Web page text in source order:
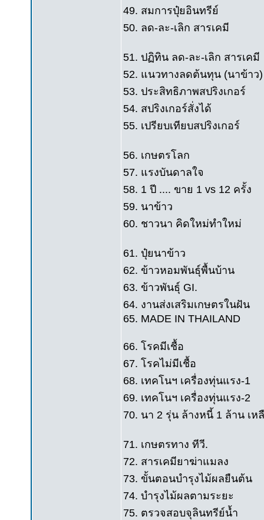
49. สมการปุ๋ยอินทรีย์
50. ลด-ละ-เลิก สารเคมี
51. ปฏิทิน ลด-ละ-เลิก สารเคมี
52. แนวทางลดต้นทุน (นาข้าว)
53. ประสิทธิภาพสปริงเกอร์
54. สปริงเกอร์สั่งได้
55. เปรียบเทียบสปริงเกอร์
56. เกษตรโลก
57. แรงบันดาลใจ
58. 1 ปี .... ขาย 1 vs 12 ครั้ง
59. นาข้าว
60. ชาวนา คิดใหม่ทำใหม่
61. ปุ๋ยนาข้าว
62. ข้าวหอมพันธุ์พื้นบ้าน
63. ข้าวพันธุ์ GI.
64. งานส่งเสริมเกษตรในฝัน
65. MADE IN THAILAND
66. โรคมีเชื้อ
67. โรคไม่มีเชื้อ
68. เทคโนฯ เครื่องทุ่นแรง-1
69. เทคโนฯ เครื่องทุ่นแรง-2
70. นา 2 รุ่น ล้างหนี้ 1 ล้าน เห
71. เกษตรทาง ทีวี.
72. สารเคมียาฆ่าแมลง
73. ขั้นตอนบำรุงไม้ผลยืนต้น
74. บำรุงไม้ผลตามระยะ
75. ตรวจสอบจุลินทรีย์น้ำ